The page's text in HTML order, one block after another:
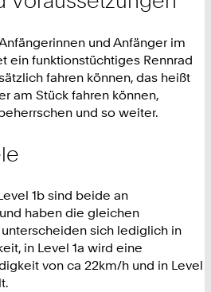
und Anfänger im
ein funktionstüchtiges Rennrad
fahren können, das heißt
am Stück fahren können,
und so weiter.
1b sind beide an
haben die gleichen
sich lediglich in
in Level 1a wird eine
von ca 22km/h und in Level